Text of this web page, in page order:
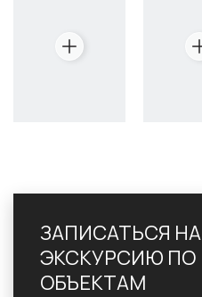
ЗАПИСАТЬСЯ НА
ЭКСКУРСИЮ ПО
ОБЪЕКТАМ